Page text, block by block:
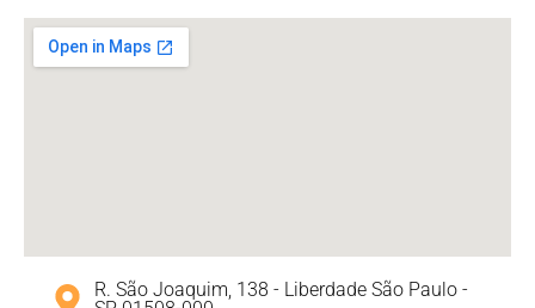
R. São Joaquim, 138 - Liberdade São Paulo -